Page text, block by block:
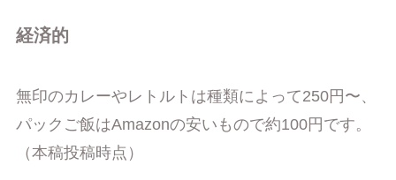
経済的
無印のカレーやレトルトは種類によって250円〜、
パックご飯はAmazonの安いもので約100円です。
（本稿投稿時点）